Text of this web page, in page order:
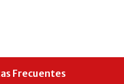
Frecuentes